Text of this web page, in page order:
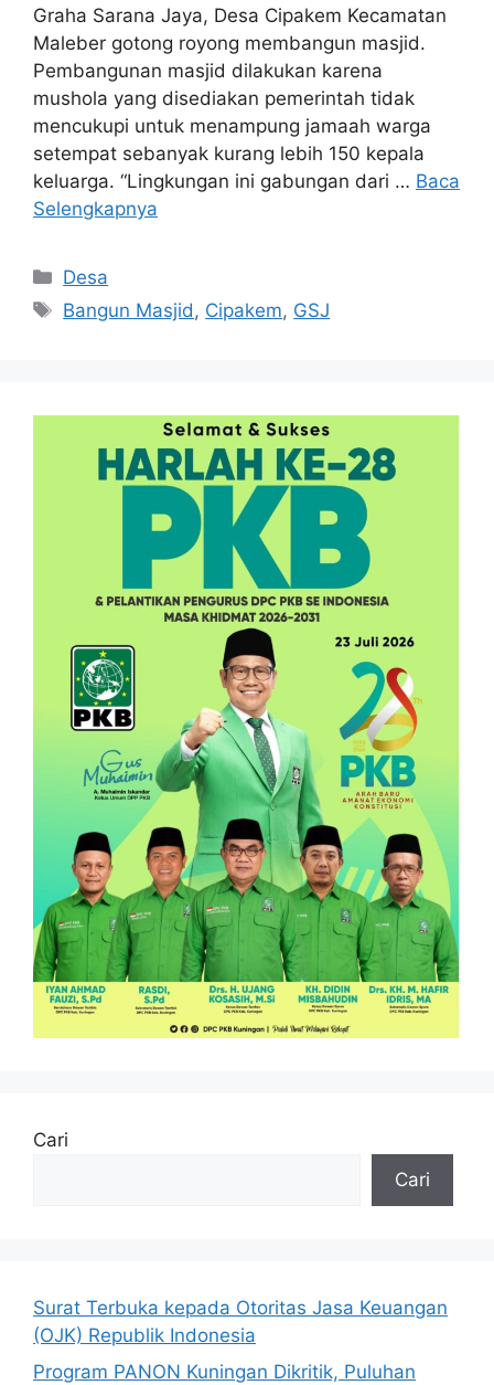
Graha Sarana Jaya, Desa Cipakem Kecamatan
Maleber gotong royong membangun masjid.
Pembangunan masjid dilakukan karena
mushola yang disediakan pemerintah tidak
mencukupi untuk menampung jamaah warga
setempat sebanyak kurang lebih 150 kepala
keluarga. “Lingkungan ini gabungan dari … Baca
Selengkapnya
Kategori
Desa
Tag
Bangun Masjid, Cipakem, GSJ
Cari
Cari
Surat Terbuka kepada Otoritas Jasa Keuangan
(OJK) Republik Indonesia
Program PANON Kuningan Dikritik, Puluhan